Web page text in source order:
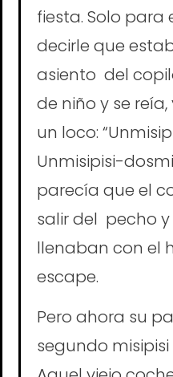
fiesta. Solo
decirle que
asiento del
de niño y se
un loco:
Unmisipisi-
parecía que el
salir del pecho
llenaban con el
escape.
Pero ahora su
segundo